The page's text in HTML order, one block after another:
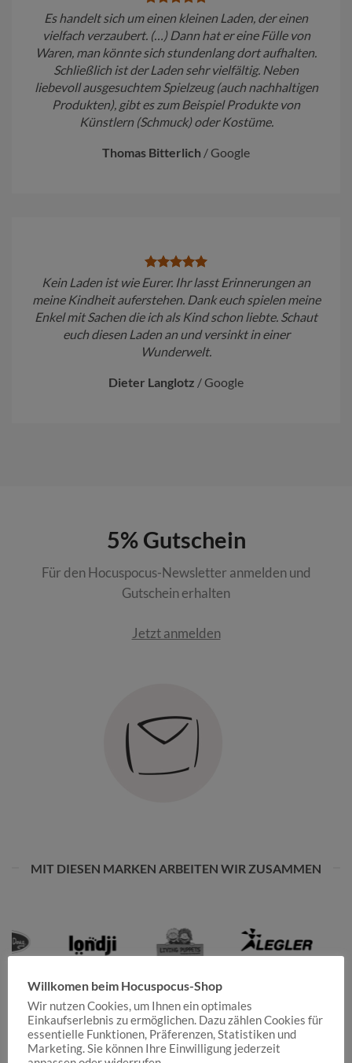
Es handelt sich um einen kleinen Laden, der einen
vielfach verzaubert. (…) Dann hat er eine Fülle von
Waren, man könnte sich stundenlang dort aufhalten.
Schließlich ist der Laden sehr vielfältig. Neben
liebevoll ausgesuchtem Spielzeug (auch nachhaltigen
Produkten), gibt es zum Beispiel Produkte von
Künstlern (Schmuck) oder Kostüme.
Thomas Bitterlich / Google
Kein Laden ist wie Eurer. Ihr lasst Erinnerungen an
meine Kindheit auferstehen. Dank euch spielen meine
Enkel mit Sachen die ich als Kind schon liebte. Schaut
euch diesen Laden an und versinkt in einer
Wunderwelt.
Dieter Langlotz / Google
5% Gutschein
Für den Hocuspocus-Newsletter anmelden und
Gutschein erhalten
Jetzt anmelden
MIT DIESEN MARKEN ARBEITEN WIR ZUSAMMEN
Willkomen beim Hocuspocus-Shop
Wir nutzen Cookies, um Ihnen ein optimales
Einkaufserlebnis zu ermöglichen. Dazu zählen Cookies für
essentielle Funktionen, Präferenzen, Statistiken und
Marketing. Sie können Ihre Einwilligung jederzeit